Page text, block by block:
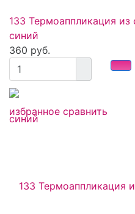
избранное сравнить
133 Термоаппликация из
синий
360 руб.